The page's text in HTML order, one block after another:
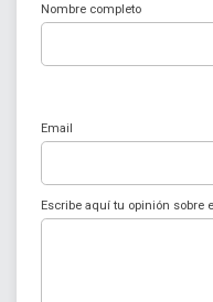
Nombre completo
Email
Escribe aquí tu opinión sobre